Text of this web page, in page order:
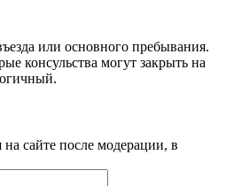
или основного пребывания.
консульства могут закрыть на
сайте после модерации, в